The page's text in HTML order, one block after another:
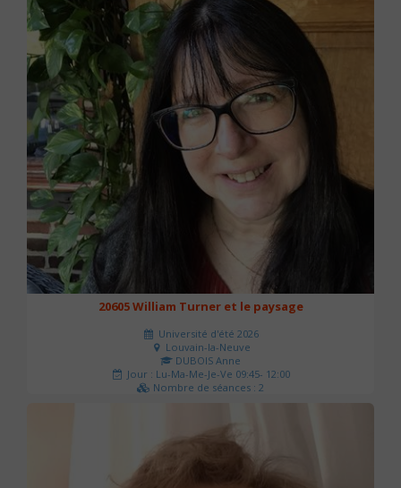
20605 William Turner et le paysage
Université d'été 2026
Louvain-la-Neuve
DUBOIS Anne
Jour : Lu-Ma-Me-Je-Ve 09:45- 12:00
Nombre de séances : 2